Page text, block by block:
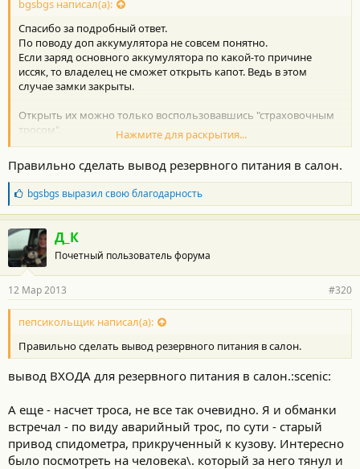
bgsbgs написал(а):
Спасибо за подробный ответ.
По поводу доп аккумулятора не совсем понятно.
Если заряд основного аккумулятора по какой-то причине
иссяк, то владелец не сможет открыть капот. Ведь в этом
случае замки закрыты.
Открыть их можно только воспользовавшись "страховочным
тросом".
наверняка легко его найдет. Ведь не так уж много вариантов
его спрятать.
Не будет ли правильней сделать дополнительный
аккумулятор?
Нажмите для раскрытия...
Правильно сделать вывод резервного питания в салон.
Б
л
а
г
о
д
а
н
о
с
и
:
bgsbgs выразил свою благодарность
Д_К
Почетный пользователь форума
12 Мар 2013 #320
пепсикольщик написал(а):
Правильно сделать вывод резервного питания в салон.
вывод ВХОДА для резервного питания в салон.:scenic:
А еще - насчет троса, не все так очевидно. Я и обманки
встречал - по виду аварийный трос, по сути - старый
привод спидометра, прикрученный к кузову. Интересно
было посмотреть на человека\. который за него тянул и